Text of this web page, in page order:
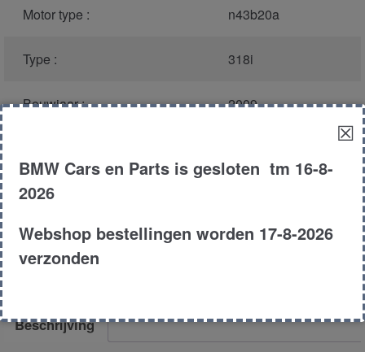
Motor type : n43b20a
Type : 318i
Bouwjaar : 2009
bak
Aantal deuren :
Beschrijving
☒
BMW Cars en Parts is gesloten tm 16-8-
2026
Webshop bestellingen worden 17-8-2026
verzonden